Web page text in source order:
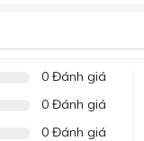
0 Đánh giá
0 Đánh giá
0 Đánh giá